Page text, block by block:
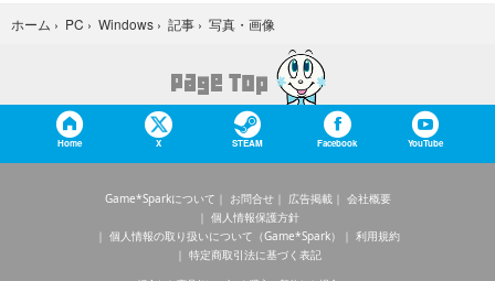
ホーム › PC › Windows › 記事 › 写真・画像
Home X STEAM Facebook YouTube
Game*Sparkについて お問合せ 広告掲載
会社概要
個人情報保護方針
個人情報の取り扱いについて（Game*Spark）
利用規約
特定商取引法に基づく表記